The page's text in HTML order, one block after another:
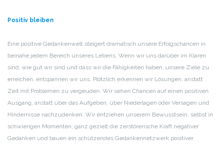
Positiv bleiben
Eine positive Gedankenwelt steigert dramatisch unsere Erfolgschancen in
beinahe jedem Bereich unseres Lebens. Wenn wir uns darüber im Klaren
sind, wie gut wir sind und dass wir die Fähigkeiten haben, unsere Ziele zu
erreichen, entspannen wir uns. Plötzlich erkennen wir Lösungen, anstatt
Zeit mit Problemen zu vergeuden. Wir sehen Chancen auf einen positiven
Ausgang, anstatt über das Aufgeben, über Niederlagen oder Versagen und
Hindernisse nachzudenken. Wir entziehen unserem Bewusstsein, selbst in
schwierigen Momenten, ganz gezielt die zerstörerische Kraft negativer
Gedanken und bauen ein schützendes Gedankennetzwerk positiver